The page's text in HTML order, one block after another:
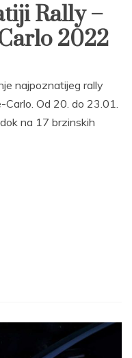
Rally –
2022
najpoznatijeg rally
Od 20. do 23.01.
na 17 brzinskih